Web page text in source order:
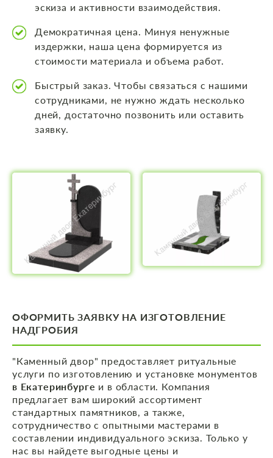
эскиза и активности взаимодействия.
Демократичная цена. Минуя ненужные
издержки, наша цена формируется из
стоимости материала и объема работ.
Быстрый заказ. Чтобы связаться с нашими
сотрудниками, не нужно ждать несколько
дней, достаточно позвонить или оставить
заявку.
ОФОРМИТЬ ЗАЯВКУ НА ИЗГОТОВЛЕНИЕ
НАДГРОБИЯ
"Каменный двор" предоставляет ритуальные
услуги по изготовлению и установке монументов
в Екатеринбурге и в области. Компания
предлагает вам широкий ассортимент
стандартных памятников, а также,
сотрудничество с опытными мастерами в
составлении индивидуального эскиза. Только у
нас вы найдете выгодные цены и